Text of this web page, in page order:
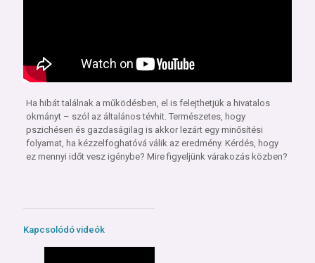
Ha hibát találnak a működésben, el is felejthetjük a hivatalos
okmányt – szól az általános tévhit. Természetes, hogy
pszichésen és gazdaságilag is akkor lezárt egy minősítési
folyamat, ha kézzelfoghatóvá válik az eredmény. Kérdés, hogy
ez mennyi időt vesz igénybe? Mire figyeljünk várakozás közben?
Kapcsolódó videók